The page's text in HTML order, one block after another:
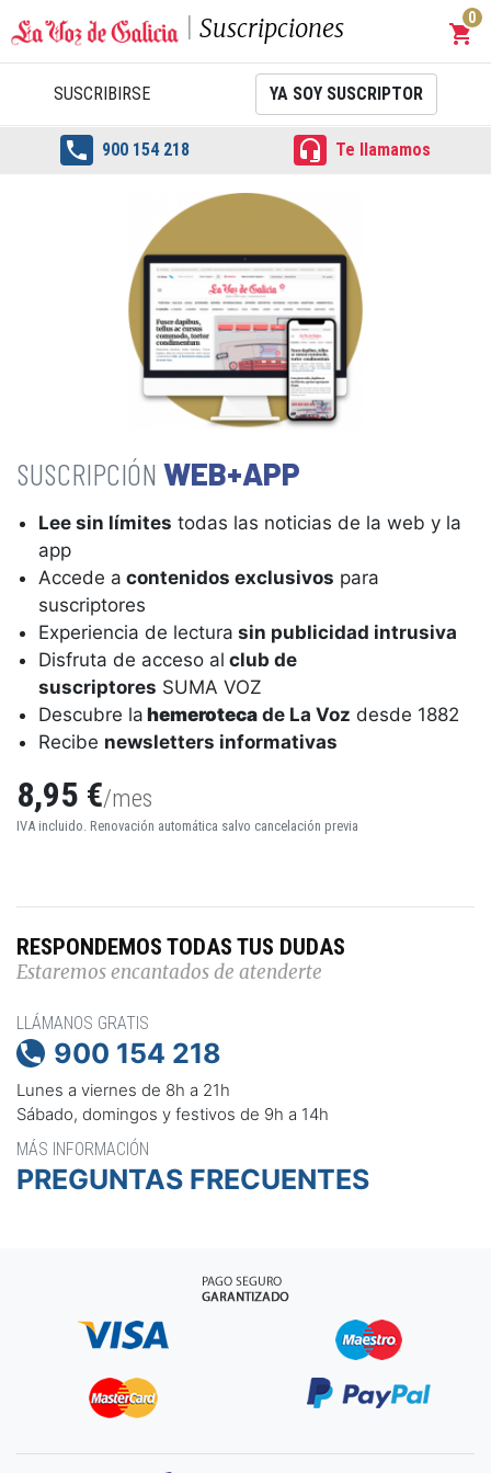
Suscripciones shopping_cart
0
SUSCRIBIRSE YA SOY SUSCRIPTOR
 900 154 218  Te llamamos
WEB+APP
Lee sin límites todas las noticias de la web y la
app
Accede a contenidos exclusivos para
suscriptores
Experiencia de lectura sin publicidad intrusiva
Disfruta de acceso al club de
suscriptores SUMA VOZ
Descubre la hemeroteca de La Voz desde 1882
Recibe newsletters informativas
8,95 €/mes
IVA incluido. Renovación automática salvo cancelación previa
RESPONDEMOS TODAS TUS DUDAS
Estaremos encantados de atenderte
LLÁMANOS GRATIS
 900 154 218
Lunes a viernes de 8h a 21h
Sábado, domingos y festivos de 9h a 14h
MÁS INFORMACIÓN
PREGUNTAS FRECUENTES